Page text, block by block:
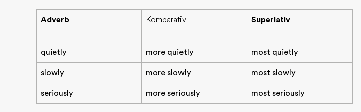
Adverb Komparativ Superlativ
quietly more quietly most quietly
slowly more slowly most slowly
seriously more seriously most seriously